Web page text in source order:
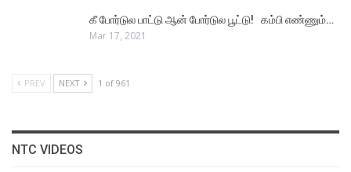
கீ போர்டுல பாட்டு ஆன் போர்டுல பூட்டு! கம்பி எண்ணும்…
Mar 17, 2021
PREV NEXT 1 of 961
NTC VIDEOS